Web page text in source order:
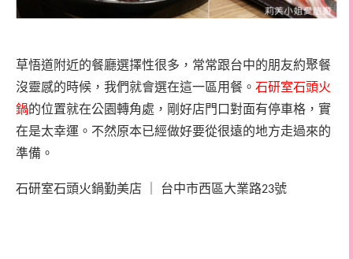
草悟道附近的餐廳選擇性很多，常常跟台中的朋友約聚餐
沒靈感的時候，我們就會選在這一區用餐。 石研室石頭火
鍋的位置就在公園轉角處，剛好店門口對面有停車格，實
在是太幸運。不然原本已經做好要從很遠的地方走過來的
準備。
石研室石頭火鍋勤美店 台中市西區大業路23號